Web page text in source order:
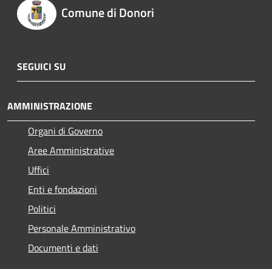
Comune di Donori
SEGUICI SU
AMMINISTRAZIONE
Organi di Governo
Aree Amministrative
Uffici
Enti e fondazioni
Politici
Personale Amministrativo
Documenti e dati